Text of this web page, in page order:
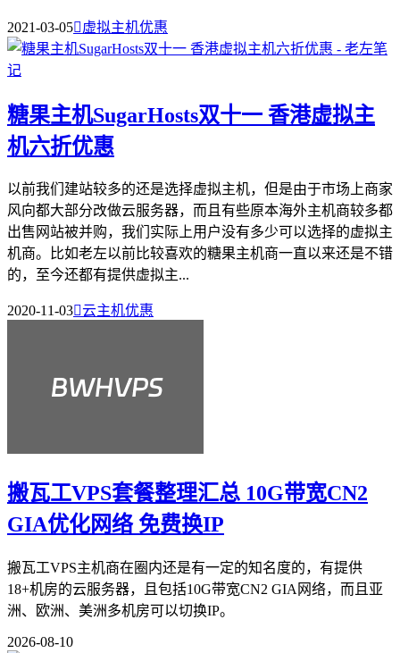
2021-03-05虚拟主机优惠
糖果主机SugarHosts双十一 香港虚拟主
机六折优惠
以前我们建站较多的还是选择虚拟主机，但是由于市场上商家
风向都大部分改做云服务器，而且有些原本海外主机商较多都
出售网站被并购，我们实际上用户没有多少可以选择的虚拟主
机商。比如老左以前比较喜欢的糖果主机商一直以来还是不错
的，至今还都有提供虚拟主...
2020-11-03云主机优惠
搬瓦工VPS套餐整理汇总 10G带宽CN2
GIA优化网络 免费换IP
搬瓦工VPS主机商在圈内还是有一定的知名度的，有提供
18+机房的云服务器，且包括10G带宽CN2 GIA网络，而且亚
洲、欧洲、美洲多机房可以切换IP。
2026-08-10